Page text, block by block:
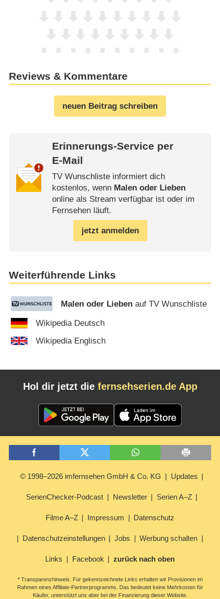
Reviews & Kommentare
neuen Beitrag schreiben
Erinnerungs-Service per
E-Mail
TV Wunschliste informiert dich
kostenlos, wenn Malen oder Lieben
online als Stream verfügbar ist oder im
Fernsehen läuft.
jetzt anmelden
Weiterführende Links
Malen oder Lieben auf TV Wunschliste
Wikipedia Deutsch
Wikipedia Englisch
Hol dir jetzt die fernsehserien.de App
© 1998–2026 imfernsehen GmbH & Co. KG Updates
SerienChecker-Podcast Newsletter Serien A–Z
Filme A–Z Impressum Datenschutz
Datenschutzeinstellungen Jobs Werbung schalten
Links Facebook zurück nach oben
* Transparenzhinweis: Für gekennzeichnete Links erhalten wir Provisionen im
Rahmen eines Affiliate-Partnerprogramms. Das bedeutet keine Mehrkosten für
Käufer, unterstützt uns aber bei der Finanzierung dieser Website.